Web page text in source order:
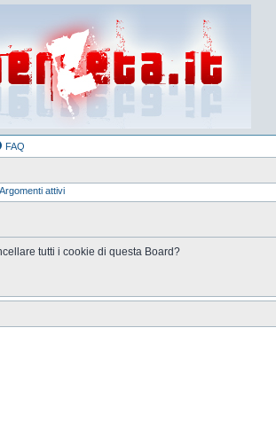
FAQ
Argomenti attivi
tutti i cookie di questa Board?